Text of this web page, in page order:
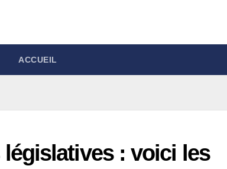
ACCUEIL
: voici les